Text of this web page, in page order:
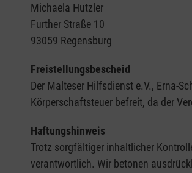
Michaela Hutzler
Further Straße 10
93059 Regensburg
Freistellungsbescheid
Der Malteser Hilfsdienst e.V., Erna-
Körperschaftsteuer befreit, da der
Haftungshinweis
Trotz sorgfältiger inhaltlicher
verantwortlich. Wir betonen